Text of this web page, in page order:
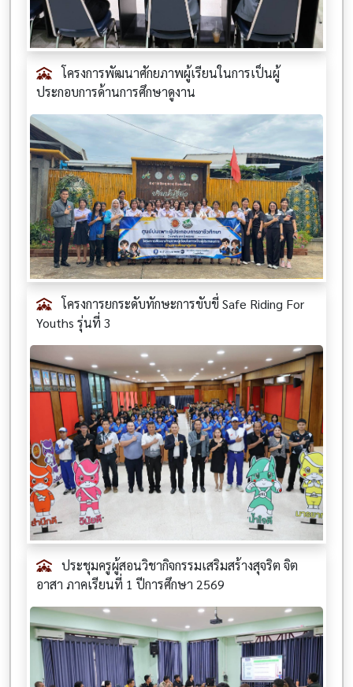
โครงการพัฒนาศักยภาพผู้เรียนในการเป็นผู้
ประกอบการด้านการศึกษาดูงาน
โครงการยกระดับทักษะการขับขี่ Safe Riding For
Youths รุ่นที่ 3
ประชุมครูผู้สอนวิชากิจกรรมเสริมสร้างสุจริต จิต
อาสา ภาคเรียนที่ 1 ปีการศึกษา 2569